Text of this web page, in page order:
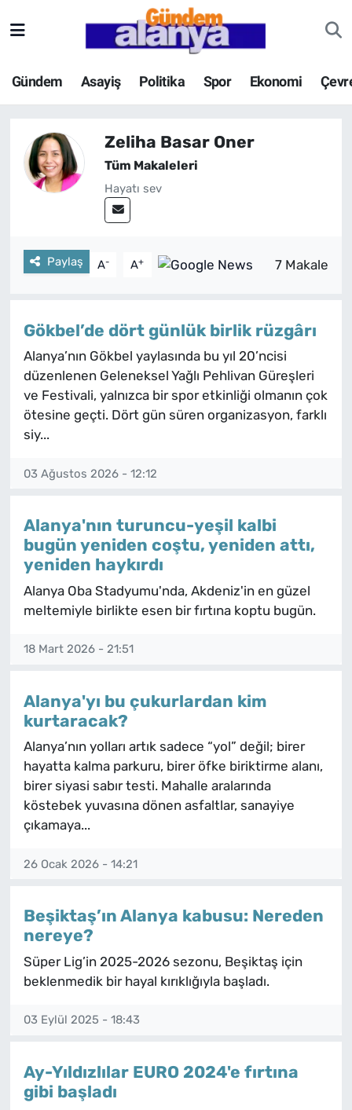
Gündem Asayiş Politika Spor Ekonomi
Zeliha Basar Oner
Tüm Makaleleri
Hayatı sev
Paylaş A- A+ 7 Makale
Gökbel’de dört günlük birlik rüzgârı
Alanya’nın Gökbel yaylasında bu yıl 20’ncisi
düzenlenen Geleneksel Yağlı Pehlivan Güreşleri
ve Festivali, yalnızca bir spor etkinliği olmanın çok
ötesine geçti. Dört gün süren organizasyon, farklı
siy...
03 Ağustos 2026 - 12:12
Alanya'nın turuncu-yeşil kalbi
bugün yeniden coştu, yeniden attı,
yeniden haykırdı
Alanya Oba Stadyumu'nda, Akdeniz'in en güzel
meltemiyle birlikte esen bir fırtına koptu bugün.
18 Mart 2026 - 21:51
Alanya'yı bu çukurlardan kim
kurtaracak?
Alanya’nın yolları artık sadece “yol” değil; birer
hayatta kalma parkuru, birer öfke biriktirme alanı,
birer siyasi sabır testi. Mahalle aralarında
köstebek yuvasına dönen asfaltlar, sanayiye
çıkamaya...
26 Ocak 2026 - 14:21
Beşiktaş’ın Alanya kabusu: Nereden
nereye?
Süper Lig’in 2025-2026 sezonu, Beşiktaş için
beklenmedik bir hayal kırıklığıyla başladı.
03 Eylül 2025 - 18:43
Ay-Yıldızlılar EURO 2024'e fırtına
gibi başladı